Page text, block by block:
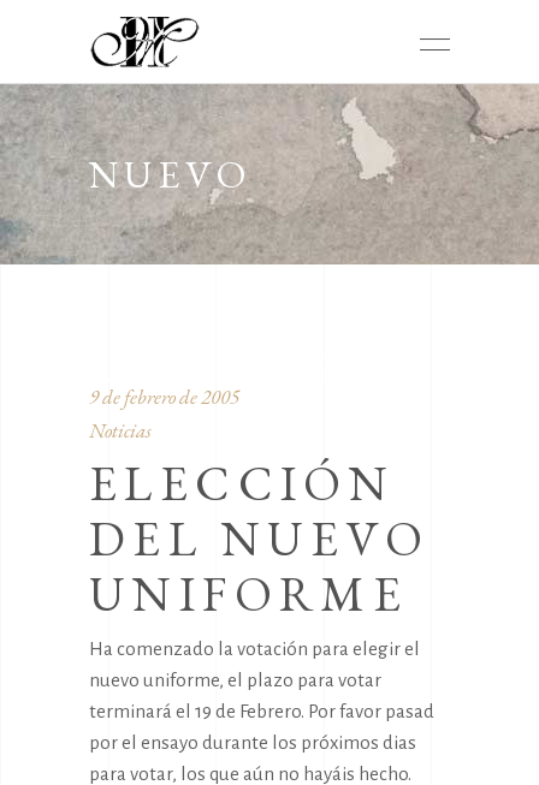
NUEVO
9 de febrero de 2005
Noticias
ELECCIÓN
DEL NUEVO
UNIFORME
Ha comenzado la votación para elegir el
nuevo uniforme, el plazo para votar
terminará el 19 de Febrero. Por favor pasad
por el ensayo durante los próximos dias
para votar, los que aún no hayáis hecho.